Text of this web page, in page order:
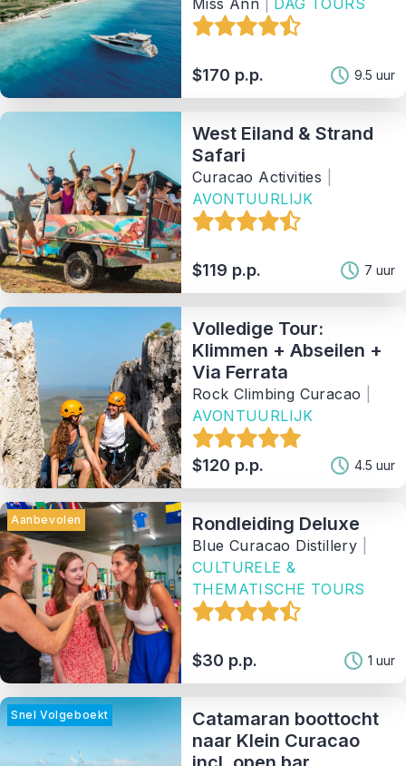
Miss Ann DAG TOURS
$170 p.p. 9.5 uur
West Eiland & Strand
Safari
Curacao Activities
AVONTUURLIJK
$119 p.p. 7 uur
Volledige Tour:
Klimmen + Abseilen +
Via Ferrata
Rock Climbing Curacao
AVONTUURLIJK
$120 p.p. 4.5 uur
Aanbevolen Rondleiding Deluxe
Blue Curacao Distillery
CULTURELE &
THEMATISCHE TOURS
$30 p.p. 1 uur
Snel Volgeboekt
Catamaran boottocht
naar Klein Curacao